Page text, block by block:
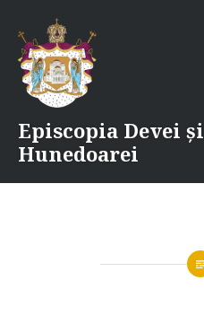
content
Episcopia Devei și
Hunedoarei